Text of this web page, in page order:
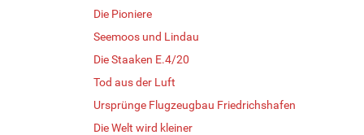
Die Pioniere
Seemoos und Lindau
Die Staaken E.4/20
Tod aus der Luft
Ursprünge Flugzeugbau Friedrichshafen
Die Welt wird kleiner